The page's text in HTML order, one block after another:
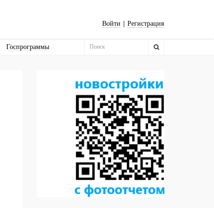
Войти | Регистрация
Госпрограммы